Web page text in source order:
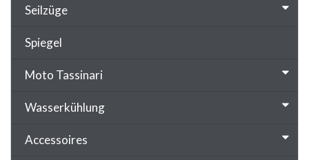
Seilzüge
Spiegel
Moto Tassinari
Wasserkühlung
Accessoires